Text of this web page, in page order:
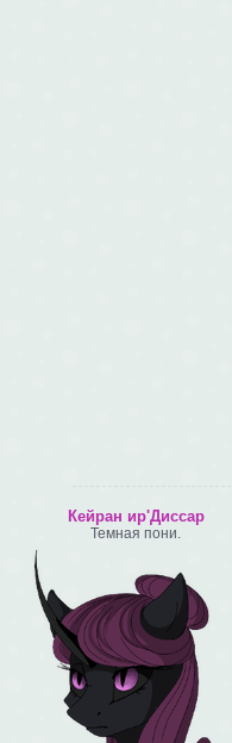
Кейран ир'Диссар
Темная пони.